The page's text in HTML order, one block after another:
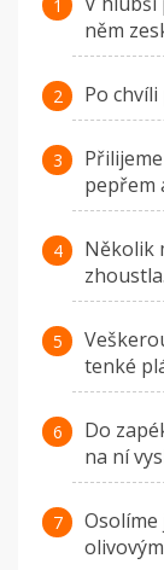
něm
Po
pepřem
Několik
zhoustla.
tenké
Do
na ní